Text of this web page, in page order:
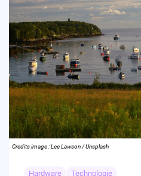
Credits image : Lee Lawson / Unsplash
Hardware Technologie